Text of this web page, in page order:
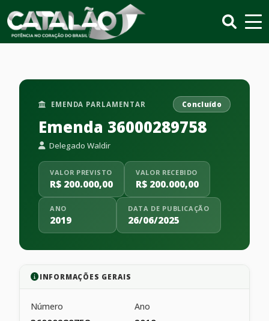
EMENDA PARLAMENTAR Concluído
Emenda 36000289758
Delegado Waldir
VALOR PREVISTO
R$ 200.000,00
VALOR RECEBIDO
R$ 200.000,00
ANO
2019
DATA DE PUBLICAÇÃO
26/06/2025
INFORMAÇÕES GERAIS
Número Ano